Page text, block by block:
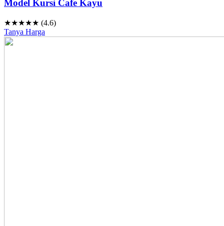
Model Kursi Cafe Kayu
★★★★★ (4.6)
Tanya Harga